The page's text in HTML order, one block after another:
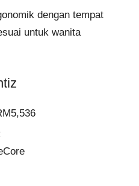
dengan tempat
untuk wanita